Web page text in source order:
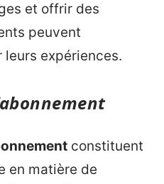
et offrir des
peuvent
leurs expériences.
constituent
en matière de